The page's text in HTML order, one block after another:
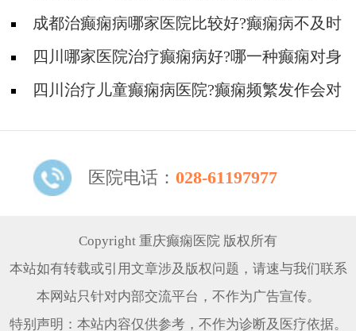
成都治癫痫病哪家医院比较好?癫痫病不及时
治疗有什么危害?
四川哪家医院治疗癫痫病好?哪一种癫痫对身
体伤害大?
四川治疗儿童癫痫病医院?癫痫频繁发作会对
医院电话： 028-61197977
Copyright 重庆癫痫医院 版权所有
本站如有转载或引用文章涉及版权问题，请速与我们联系
本网站只针对内部交流平台，不作为广告宣传。
特别声明：本站内容仅供参考，不作为诊断及医疗依据。